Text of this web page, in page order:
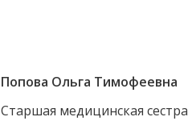
Попова Ольга Тимофеевна
Старшая медицинская сестра